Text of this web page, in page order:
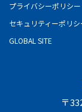
プライバシーポリシー
セキュリティーポリシ
GLOBAL SITE
〒